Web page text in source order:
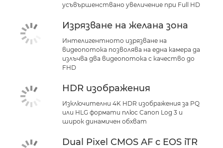
усъвършенствано увеличение при Full HD
Изрязване на желана зона
Интелигентното изрязване на
видеопотока позволява на една камера да
излъчва два видеопотока с качество до
FHD
HDR изображения
Изключителни 4K HDR изображения за PQ
или HLG формати плюс Canon Log 3 и
широк динамичен обхват
Dual Pixel CMOS AF с EOS iTR